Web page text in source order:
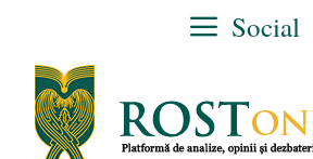
conținut
Social